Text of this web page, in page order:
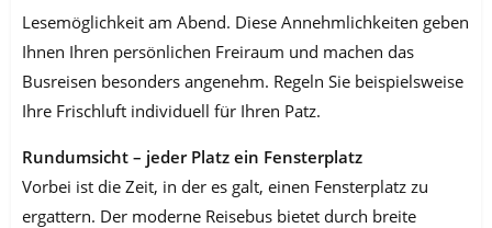
Lesemöglichkeit am Abend. Diese Annehmlichkeiten geben
Ihnen Ihren persönlichen Freiraum und machen das
Busreisen besonders angenehm. Regeln Sie beispielsweise
Ihre Frischluft individuell für Ihren Patz.
Rundumsicht – jeder Platz ein Fensterplatz
Vorbei ist die Zeit, in der es galt, einen Fensterplatz zu
ergattern. Der moderne Reisebus bietet durch breite